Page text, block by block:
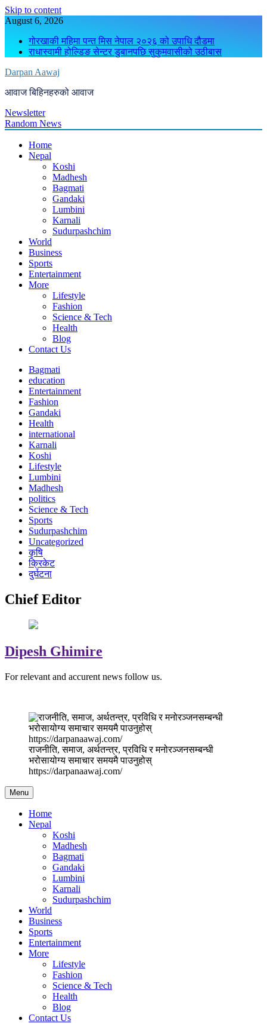
Skip to content
August 6, 2026
गोरखाकी महिमा पन्त मिस नेपाल २०२६ को उपाधि दौडमा
राधास्वामी होल्डिङ सेन्टर डुबानपछि सुकुमवासीको उठीबास
Darpan Aawaj
आवाज बिहिनहरुको आवाज
Newsletter
Random News
Home
Nepal
Koshi
Madhesh
Bagmati
Gandaki
Lumbini
Karnali
Sudurpashchim
World
Business
Sports
Entertainment
More
Lifestyle
Fashion
Science & Tech
Health
Blog
Contact Us
Bagmati
education
Entertainment
Fashion
Gandaki
Health
international
Karnali
Koshi
Lifestyle
Lumbini
Madhesh
politics
Science & Tech
Sports
Sudurpashchim
Uncategorized
कृषि
क्रिकेट
दुर्घटना
Chief Editor
Dipesh Ghimire
For relevant and accurent news follow us.
राजनीति, समाज, अर्थतन्त्र, प्रविधि र मनोरञ्जनसम्बन्धी
भरोसायोग्य समाचार समयमै पाउनुहोस्
https://darpanaawaj.com/
Menu
Home
Nepal
Koshi
Madhesh
Bagmati
Gandaki
Lumbini
Karnali
Sudurpashchim
World
Business
Sports
Entertainment
More
Lifestyle
Fashion
Science & Tech
Health
Blog
Contact Us